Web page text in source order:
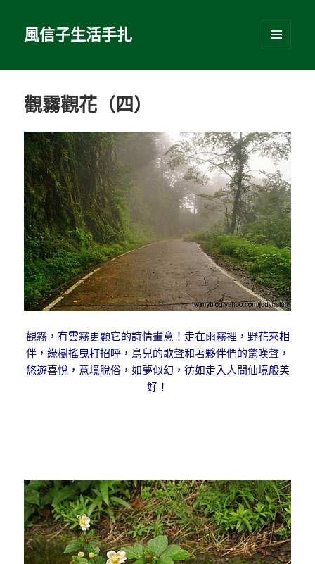
風信子生活手扎
小工具
觀霧觀花（四）
觀霧，有雲霧更顯它的詩情畫意！走在雨霧裡，野花來相
伴，綠樹搖曳打招呼，鳥兒的歌聲和著夥伴們的驚嘆聲，
悠遊喜悅，意境脫俗，如夢似幻，彷如走入人間仙境般美
好！